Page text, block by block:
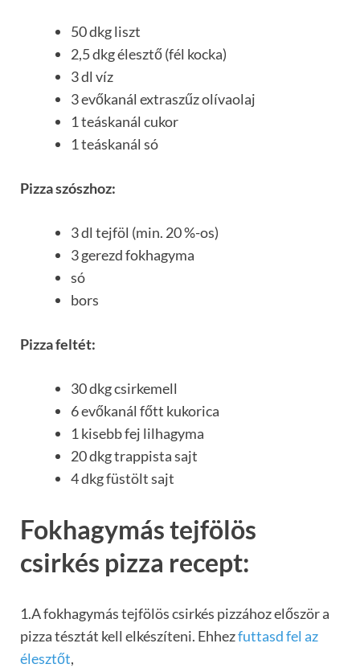
50 dkg liszt
2,5 dkg élesztő (fél kocka)
3 dl víz
3 evőkanál extraszűz olívaolaj
1 teáskanál cukor
1 teáskanál só
Pizza szószhoz:
3 dl tejföl (min. 20 %-os)
3 gerezd fokhagyma
só
bors
Pizza feltét:
30 dkg csirkemell
6 evőkanál főtt kukorica
1 kisebb fej lilhagyma
20 dkg trappista sajt
4 dkg füstölt sajt
Fokhagymás tejfölös
csirkés pizza recept:
1.A fokhagymás tejfölös csirkés pizzához először a
pizza tésztát kell elkészíteni. Ehhezfuttasd fel az
élesztőt,